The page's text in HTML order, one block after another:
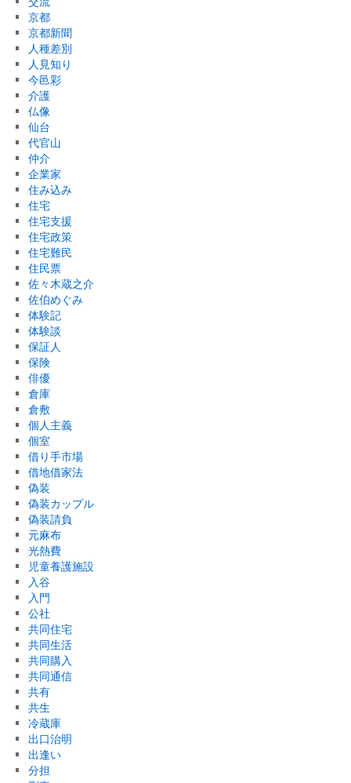
京都
京都新聞
人種差別
人見知り
今邑彩
介護
仏像
仙台
代官山
仲介
企業家
住み込み
住宅
住宅支援
住宅政策
住宅難民
住民票
佐々木蔵之介
佐伯めぐみ
体験記
体験談
保証人
保険
俳優
倉庫
倉敷
個人主義
個室
借り手市場
借地借家法
偽装
偽装カップル
偽装請負
元麻布
光熱費
児童養護施設
入谷
入門
公社
共同住宅
共同生活
共同購入
共同通信
共有
共生
冷蔵庫
出口治明
出逢い
分担